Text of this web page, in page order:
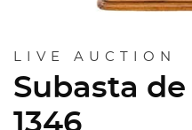
LIVE AUCTION
Subasta
1346